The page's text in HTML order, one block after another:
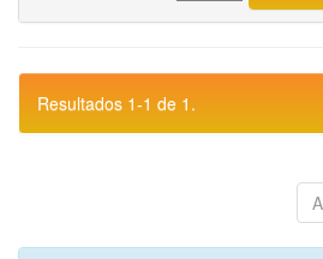
Resultados 1-1 de 1.